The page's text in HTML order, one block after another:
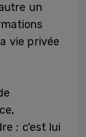
un
vie privée
: c’est lui